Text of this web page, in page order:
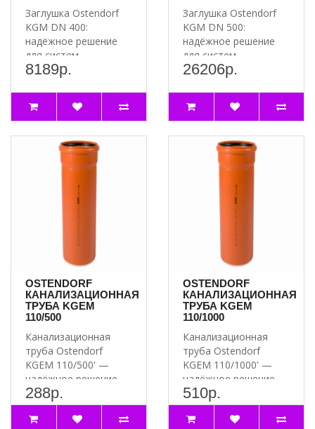
Заглушка Ostendorf
KGM DN 400:
надёжное решение
для систем
водоснабжения и
Преимущест..
8189р.
Заглушка Ostendorf
KGM DN 500:
надёжное решение
для систем
водоснабжения и
сто..
26206р.
OSTENDORF
КАНАЛИЗАЦИОННАЯ
ТРУБА KGEM
110/500
Канализационная
труба Ostendorf
KGEM 110/500' —
надёжное решение
для вашей
канализации ..
288р.
OSTENDORF
КАНАЛИЗАЦИОННАЯ
ТРУБА KGEM
110/1000
Канализационная
труба Ostendorf
KGEM 110/1000' —
надёжное решение
для вашей
канализации ..
510р.